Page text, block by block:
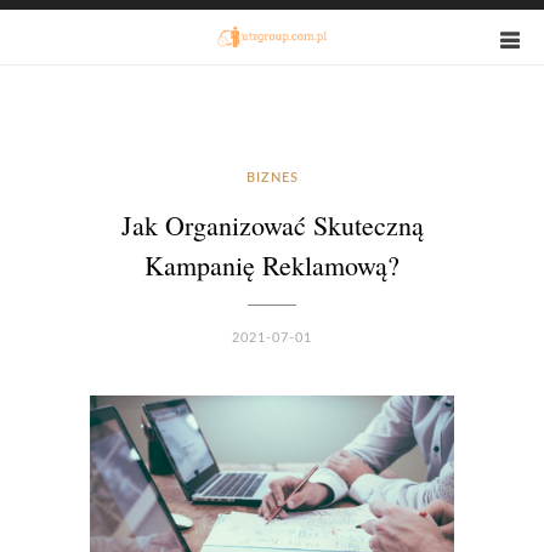
BIZNES
Jak Organizować Skuteczną
Kampanię Reklamową?
2021-07-01